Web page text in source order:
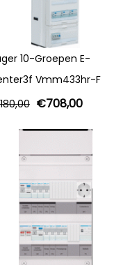
10-Groepen E-
Vmm433hr-F
€708,00